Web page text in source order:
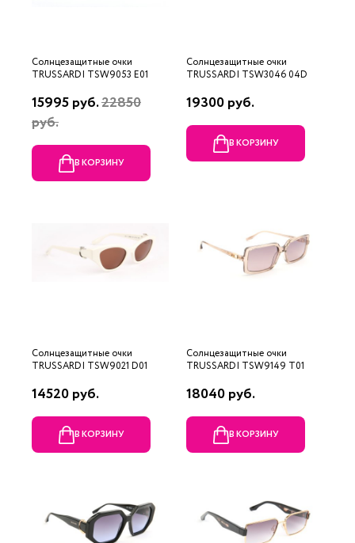
Солнцезащитные очки
TRUSSARDI TSW9053 E01
15995 руб.22850
руб.
В КОРЗИНУ
Солнцезащитные очки
TRUSSARDI TSW3046 04D
19300 руб.
В КОРЗИНУ
Солнцезащитные очки
TRUSSARDI TSW9021 D01
14520 руб.
В КОРЗИНУ
Солнцезащитные очки
TRUSSARDI TSW9149 T01
18040 руб.
В КОРЗИНУ